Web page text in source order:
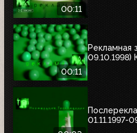
00:11
00:11
Рекламная
09.10.1998)
01.11.1997-